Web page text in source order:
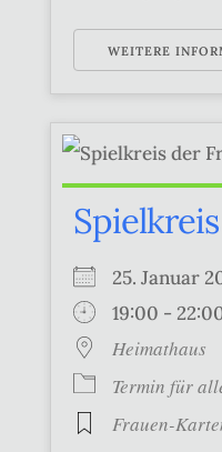
WEITERE
25. Januar
19:00 -
Heimathaus
Termin für
Frauen-